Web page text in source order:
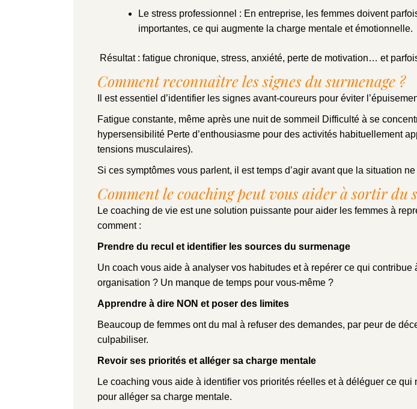
Le stress professionnel : En entreprise, les femmes doivent
importantes, ce qui augmente la charge mentale et émotionnelle.
Résultat : fatigue chronique, stress, anxiété, perte de motivation… et
Comment reconnaître les signes du surmenage ?
Il est essentiel d’identifier les signes avant-coureurs pour éviter
Fatigue constante, même après une nuit de sommeil Difficulté à se
hypersensibilité Perte d’enthousiasme pour des activités habituellement
tensions musculaires).
Si ces symptômes vous parlent, il est temps d’agir avant que la situation ne
Comment le coaching peut vous aider à sortir du
Le coaching de vie est une solution puissante pour aider les femmes à
comment :
Prendre du recul et identifier les sources du surmenage
Un coach vous aide à analyser vos habitudes et à repérer ce qui
organisation ? Un manque de temps pour vous-même ?
Apprendre à dire NON et poser des limites
Beaucoup de femmes ont du mal à refuser des demandes, par peur de
culpabiliser.
Revoir ses priorités et alléger sa charge mentale
Le coaching vous aide à identifier vos priorités réelles et à déléguer ce
pour alléger sa charge mentale.